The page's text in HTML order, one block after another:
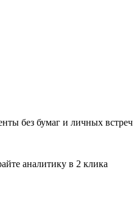
без бумаг и личных встреч
аналитику в 2 клика